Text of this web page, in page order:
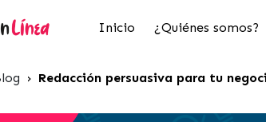
Inicio ¿Quiénes somos?
› Redacción persuasiva para tu